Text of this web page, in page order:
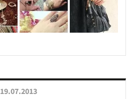
19.07.2013